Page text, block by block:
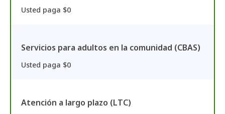
Usted paga $0
Servicios para adultos en la comunidad (CBAS)
Usted paga $0
Atención a largo plazo (LTC)